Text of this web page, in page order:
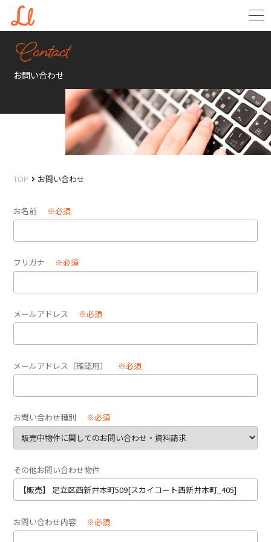
お問い合わせ
TOP お問い合わせ
お名前 ※必須
フリガナ ※必須
メールアドレス ※必須
メールアドレス（確認用） ※必須
お問い合わせ種別 ※必須
その他お問い合わせ物件
お問い合わせ内容 ※必須